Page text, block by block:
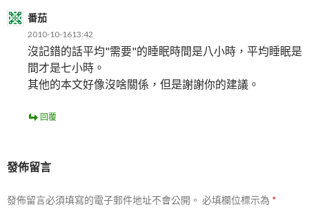
番茄
2010-10-1613:42
沒記錯的話平均"需要"的睡眠時間是八小時，平均睡眠是
間才是七小時。
其他的本文好像沒啥關係，但是謝謝你的建議。
回覆
發佈留言
發佈留言必須填寫的電子郵件地址不會公開。 必填欄位標示為 *